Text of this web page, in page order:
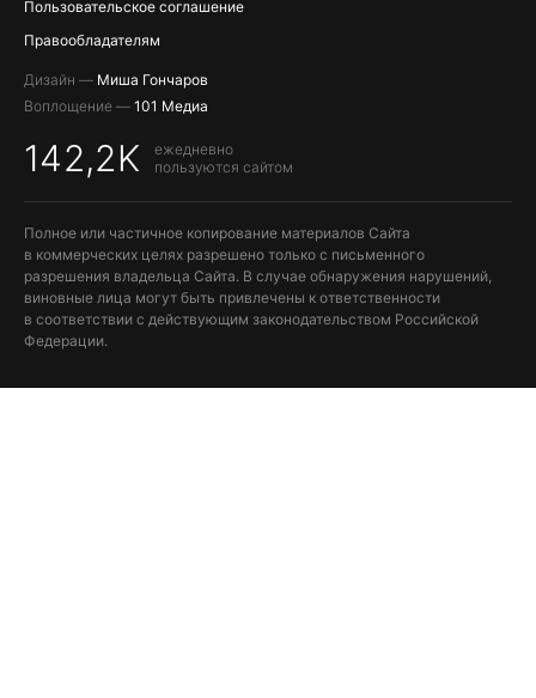
Пользовательское соглашение
Правообладателям
Дизайн — Миша Гончаров
Воплощение — 101 Медиа
142,2K
ежедневно
пользуются сайтом
Полное или частичное копирование материалов Сайта
в коммерческих целях разрешено только с письменного
разрешения владельца Сайта. В случае обнаружения нарушений,
виновные лица могут быть привлечены к ответственности
в соответствии с действующим законодательством Российской
Федерации.